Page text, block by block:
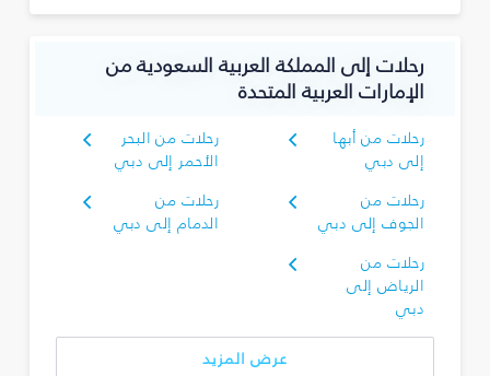
رحلات إلى المملكة العربية السعودية من
الإمارات العربية المتحدة
رحلات من أبها
إلى دبي
رحلات من البحر
الأحمر إلى دبي
رحلات من
الجوف إلى دبي
رحلات من
الدمام إلى دبي
رحلات من
الرياض إلى
دبي
عرض المزيد